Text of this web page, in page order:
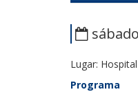
Lugar:
Programa